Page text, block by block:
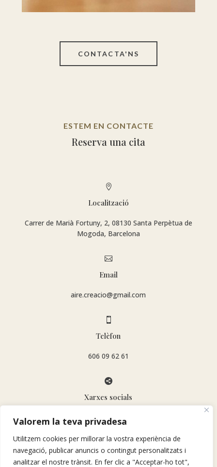
Valorem la teva privadesa
Utilitzem cookies per millorar la vostra experiència de
navegació, publicar anuncis o contingut personalitzats i
analitzar el nostre trànsit. En fer clic a "Acceptar-ho tot",
CONTACTA'NS
ESTEM EN CONTACTE
Reserva una cita

Localització
Carrer de Marià Fortuny, 2, 08130 Santa Perpètua de
Mogoda, Barcelona

Email
aire.creacio@gmail.com

Telèfon
606 09 62 61

Xarxes socials